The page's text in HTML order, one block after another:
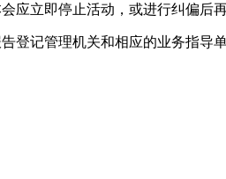
应立即停止活动，或进行纠偏后再
登记管理机关和相应的业务指导单